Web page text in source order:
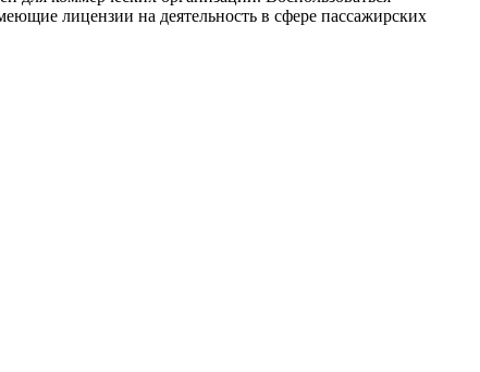
лицензии на деятельность в сфере пассажирских